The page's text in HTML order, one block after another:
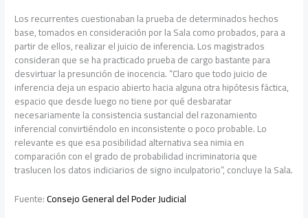
Los recurrentes cuestionaban la prueba de determinados hechos
base, tomados en consideración por la Sala como probados, para a
partir de ellos, realizar el juicio de inferencia. Los magistrados
consideran que se ha practicado prueba de cargo bastante para
desvirtuar la presunción de inocencia. “Claro que todo juicio de
inferencia deja un espacio abierto hacia alguna otra hipótesis fáctica,
espacio que desde luego no tiene por qué desbaratar
necesariamente la consistencia sustancial del razonamiento
inferencial convirtiéndolo en inconsistente o poco probable. Lo
relevante es que esa posibilidad alternativa sea nimia en
comparación con el grado de probabilidad incriminatoria que
traslucen los datos indiciarios de signo inculpatorio”, concluye la Sala.
Fuente:Consejo General del Poder Judicial